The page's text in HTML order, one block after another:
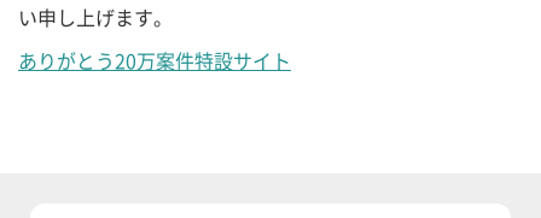
い申し上げます。
ありがとう20万案件特設サイト